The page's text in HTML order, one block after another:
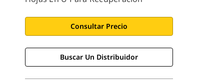
Consultar Precio
Buscar Un Distribuidor